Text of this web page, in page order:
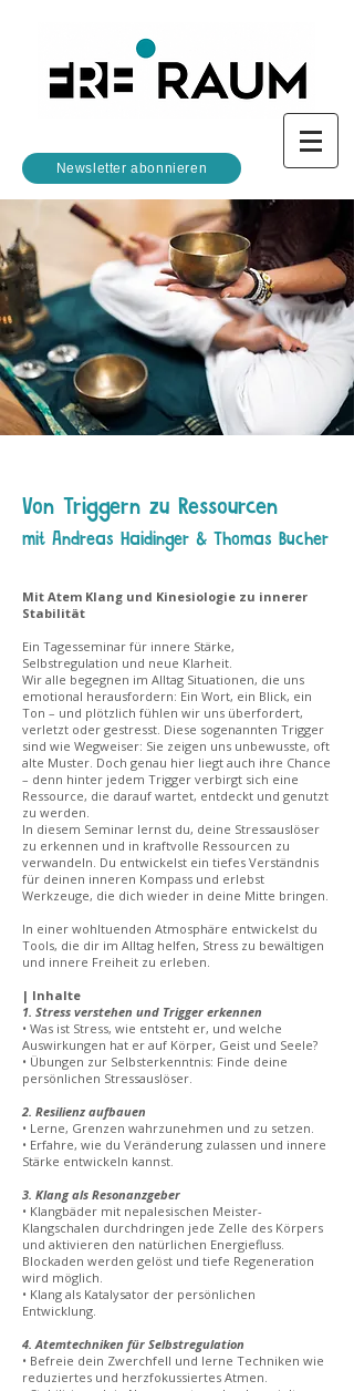
Newsletter abonnieren
Von Triggern zu Ressourcen
mit Andreas Haidinger & Thomas Bucher
Mit Atem Klang und Kinesiologie zu innerer
Stabilität
Ein Tagesseminar für innere Stärke,
Selbstregulation und neue Klarheit.
Wir alle begegnen im Alltag Situationen, die uns
emotional herausfordern: Ein Wort, ein Blick, ein
Ton – und plötzlich fühlen wir uns überfordert,
verletzt oder gestresst. Diese sogenannten Trigger
sind wie Wegweiser: Sie zeigen uns unbewusste, oft
alte Muster. Doch genau hier liegt auch ihre Chance
– denn hinter jedem Trigger verbirgt sich eine
Ressource, die darauf wartet, entdeckt und genutzt
zu werden.
In diesem Seminar lernst du, deine Stressauslöser
zu erkennen und in kraftvolle Ressourcen zu
verwandeln. Du entwickelst ein tiefes Verständnis
für deinen inneren Kompass und erlebst
Werkzeuge, die dich wieder in deine Mitte bringen.
In einer wohltuenden Atmosphäre entwickelst du
Tools, die dir im Alltag helfen, Stress zu bewältigen
und innere Freiheit zu erleben.
| Inhalte
1. Stress verstehen und Trigger erkennen
• Was ist Stress, wie entsteht er, und welche
Auswirkungen hat er auf Körper, Geist und Seele?
• Übungen zur Selbsterkenntnis: Finde deine
persönlichen Stressauslöser.
2. Resilienz aufbauen
• Lerne, Grenzen wahrzunehmen und zu setzen.
• Erfahre, wie du Veränderung zulassen und innere
Stärke entwickeln kannst.
3. Klang als Resonanzgeber
• Klangbäder mit nepalesischen Meister-
Klangschalen durchdringen jede Zelle des Körpers
und aktivieren den natürlichen Energiefluss.
Blockaden werden gelöst und tiefe Regeneration
wird möglich.
• Klang als Katalysator der persönlichen
Entwicklung.
4. Atemtechniken für Selbstregulation
• Befreie dein Zwerchfell und lerne Techniken wie
reduziertes und herzfokussiertes Atmen.